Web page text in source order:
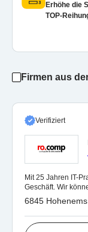
Erhöhe die
TOP-
Firmen aus
Verifiziert
Mit 25 Jahren IT-
Geschäft. Wir
Erfahrung & Know-
6845 Hohenems